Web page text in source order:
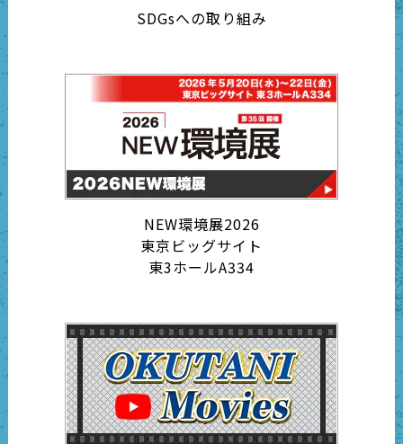
SDGsへの取り組み
NEW環境展2026
東京ビッグサイト
東3ホールA334